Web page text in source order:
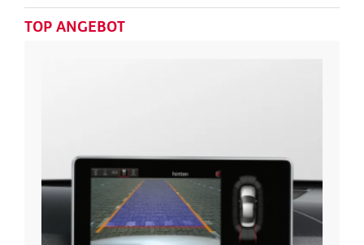
TOP ANGEBOT